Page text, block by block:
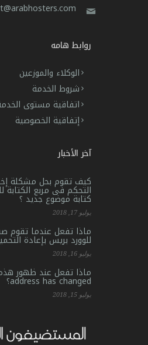
روابط هامه
الوكلاء والموزعين
شروط الخدمة
اتفاقية مستوى
إتفاقية الخصوصية
آخر الأخبار
كيف تقوم بحل مشكلة
التحكم فى مربع الكتابة
كتابة موضوع جديد ؟
يوليو 17, 2018
ماذا تفعل عندما تقوم
للوورد بريس بإعادة
يوليو 16, 2018
address has changed؟
يوليو 15, 2018